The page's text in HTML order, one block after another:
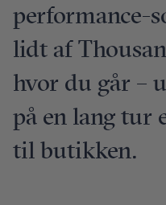
performance-
lidt af
hvor du går –
på en lang tur
til butikken.